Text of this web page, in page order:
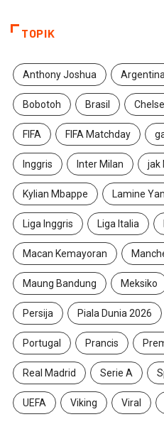
TOPIK
Anthony Joshua
Bobotoh Brasil
FIFA FIFA Matchday
Inggris Inter Milan jak
Kylian Mbappe Lamine
Liga Inggris Liga Italia
Macan Kemayoran
Maung Bandung Meksiko
Persija Piala Dunia 2026
Portugal Prancis
Real Madrid Serie A
UEFA Viking Viral